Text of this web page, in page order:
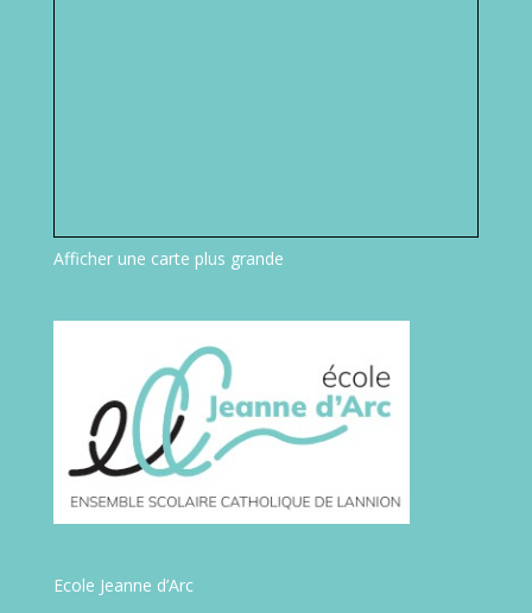
Afficher une carte plus grande
Ecole Jeanne d’Arc